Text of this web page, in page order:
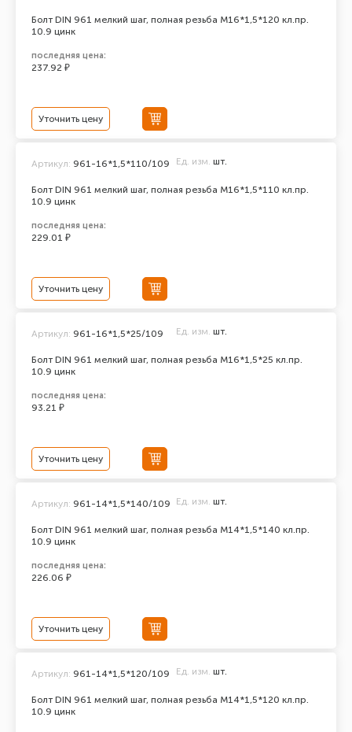
Болт DIN 961 мелкий шаг, полная резьба M16*1,5*120 кл.пр.
10.9 цинк
последняя цена:
237.92 ₽
Уточнить цену
Болт DIN 961 мелкий шаг, полная резьба M16*1,5*110 кл.пр.
10.9 цинк
Артикул: 961-16*1,5*110/109 Ед. изм. шт.
последняя цена:
229.01 ₽
Уточнить цену
Болт DIN 961 мелкий шаг, полная резьба M16*1,5*25 кл.пр.
10.9 цинк
Артикул: 961-16*1,5*25/109 Ед. изм. шт.
последняя цена:
93.21 ₽
Уточнить цену
Болт DIN 961 мелкий шаг, полная резьба M14*1,5*140 кл.пр.
10.9 цинк
Артикул: 961-14*1,5*140/109 Ед. изм. шт.
последняя цена:
226.06 ₽
Уточнить цену
Болт DIN 961 мелкий шаг, полная резьба M14*1,5*120 кл.пр.
10.9 цинк
Артикул: 961-14*1,5*120/109 Ед. изм. шт.